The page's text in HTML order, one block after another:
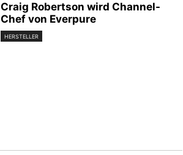
Craig Robertson wird Channel-
Chef von Everpure
HERSTELLER